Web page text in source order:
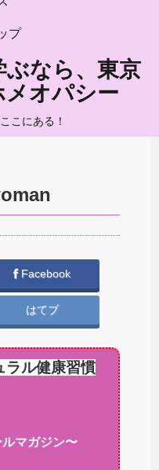
プ
なら、東京
オパシー
こにある！
Facebook
はてブ
ラル健康習慣
マガジン〜